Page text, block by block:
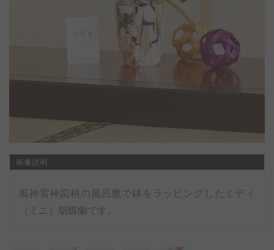
画像説明
風神雷神図柄の風呂敷で鉢をラッピングしたミディ
（ミニ）胡蝶蘭です。